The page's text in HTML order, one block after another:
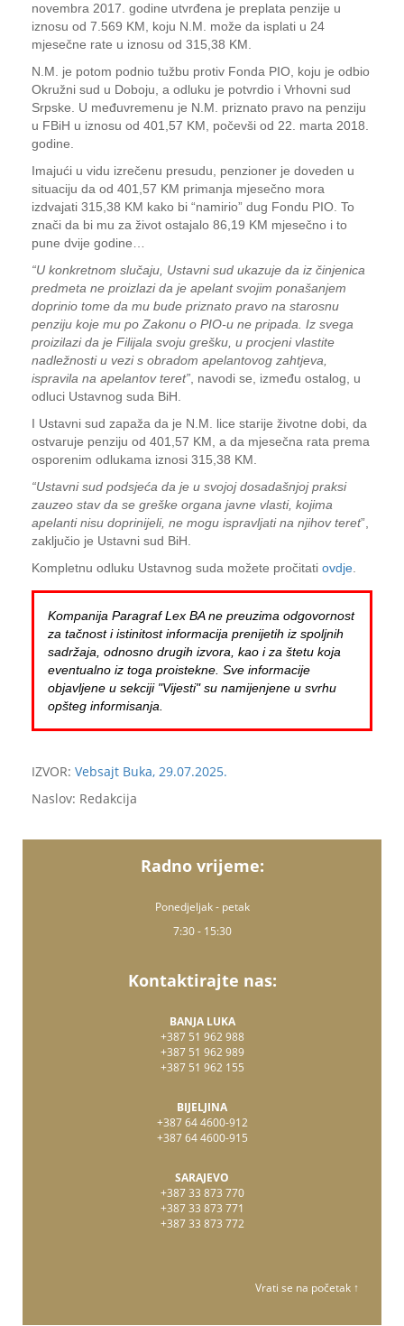
novembra 2017. godine utvrđena je preplata penzije u
iznosu od 7.569 KM, koju N.M. može da isplati u 24
mjesečne rate u iznosu od 315,38 KM.
N.M. je potom podnio tužbu protiv Fonda PIO, koju je odbio
Okružni sud u Doboju, a odluku je potvrdio i Vrhovni sud
Srpske. U međuvremenu je N.M. priznato pravo na penziju
u FBiH u iznosu od 401,57 KM, počevši od 22. marta 2018.
godine.
Imajući u vidu izrečenu presudu, penzioner je doveden u
situaciju da od 401,57 KM primanja mjesečno mora
izdvajati 315,38 KM kako bi “namirio” dug Fondu PIO. To
znači da bi mu za život ostajalo 86,19 KM mjesečno i to
pune dvije godine…
“U konkretnom slučaju, Ustavni sud ukazuje da iz činjenica
predmeta ne proizlazi da je apelant svojim ponašanjem
doprinio tome da mu bude priznato pravo na starosnu
penziju koje mu po Zakonu o PIO-u ne pripada. Iz svega
proizilazi da je Filijala svoju grešku, u procjeni vlastite
nadležnosti u vezi s obradom apelantovog zahtjeva,
ispravila na apelantov teret” , navodi se, između ostalog, u
odluci Ustavnog suda BiH.
I Ustavni sud zapaža da je N.M. lice starije životne dobi, da
ostvaruje penziju od 401,57 KM, a da mjesečna rata prema
osporenim odlukama iznosi 315,38 KM.
“Ustavni sud podsjeća da je u svojoj dosadašnjoj praksi
zauzeo stav da se greške organa javne vlasti, kojima
apelanti nisu doprinijeli, ne mogu ispravljati na njihov teret”,
zaključio je Ustavni sud BiH.
Kompletnu odluku Ustavnog suda možete pročitati ovdje
Kompanija Paragraf Lex BA ne preuzima odgovornost
za tačnost i istinitost informacija prenijetih iz spoljnih
sadržaja, odnosno drugih izvora, kao i za štetu koja
eventualno iz toga proistekne. Sve informacije
objavljene u sekciji "Vijesti" su namijenjene u svrhu
opšteg informisanja.
IZVOR: Vebsajt Buka, 29.07.2025.
Naslov: Redakcija
Radno vrijeme:
Ponedjeljak - petak
7:30 - 15:30
Kontaktirajte nas:
BANJA LUKA
+387 51 962 988
+387 51 962 989
+387 51 962 155
BIJELJINA
+387 64 4600-912
+387 64 4600-915
SARAJEVO
+387 33 873 770
+387 33 873 771
+387 33 873 772
Vrati se na početak ↑